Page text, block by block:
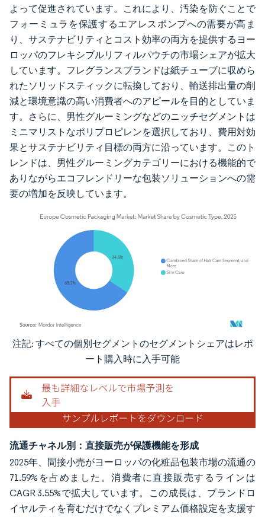
よって促進されています。これにより、汚染を防ぐことで
フォーミュラを保護するエアレスポンプへの需要が高ま
り、サステナビリティとコスト効率の両方を提供するヨー
ロッパのフレキシブルリフィルパウチの市場シェアが拡大
しています。フレグランスブランドは紙チューブに収めら
れたソリッドスティックに転換しており、輸送排出量の削
減と環境意識の高い消費者へのアピールを目的としていま
す。さらに、男性グルーミングなどのニッチセグメントは
ミニマリストなポリプロピレンを選択しており、費用対効
果とサステナビリティ目標の両方に沿っています。このト
レンドは、男性グルーミングカテゴリーにおける機能的で
ありながらエコフレンドリーな包装ソリューションへの需
要の増加を反映しています。
画像 © Mordor Intelligence。再利用にはCC BY 4.0の表示が必要です。
注記: すべての個別セグメントのセグメントシェアはレポ
ート購入時に入手可能
流通チャネル別：直接販売が保護機能を形成
2025年、間接小売がヨーロッパの化粧品包装市場の流通の
71.59%を占めました。消費者に直接販売するラインは
CAGR 3.55%で拡大しています。この成長は、ブランドロ
イヤルティを育むだけでなくプレミアム価格設定を支援す